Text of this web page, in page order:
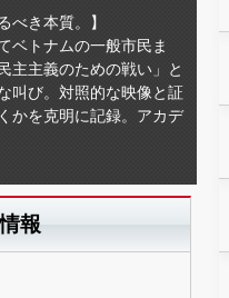
べき本質。】
ベトナムの一般市民ま
主主義のための戦い」と
叫び。対照的な映像と証
かを克明に記録。アカデ
報